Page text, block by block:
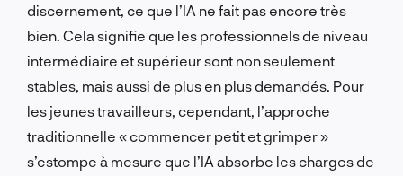
discernement, ce que l’IA ne fait pas encore très
bien. Cela signifie que les professionnels de niveau
intermédiaire et supérieur sont non seulement
stables, mais aussi de plus en plus demandés. Pour
les jeunes travailleurs, cependant, l’approche
traditionnelle « commencer petit et grimper »
s’estompe à mesure que l’IA absorbe les charges de